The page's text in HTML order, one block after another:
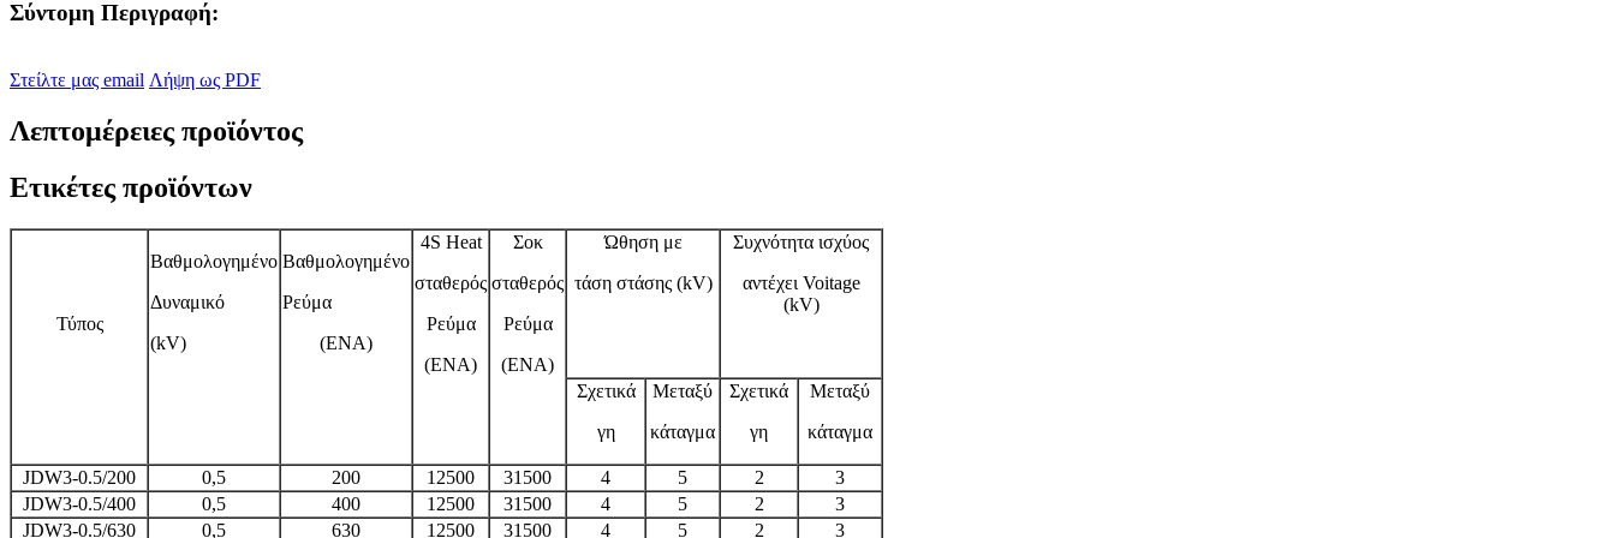
Σύντομη Περιγραφή:
Στείλτε μας email Λήψη ως PDF
Λεπτομέρειες προϊόντος
Ετικέτες προϊόντων
Τύπος
Βαθμολογημένο
Δυναμικό
(kV)
Βαθμολογημένο
Ρεύμα
(ΕΝΑ)
4S Heat
σταθερός
Ρεύμα
(ΕΝΑ)
Σοκ
σταθερός
Ρεύμα
(ΕΝΑ)
Ώθηση με
τάση στάσης (kV)
Συχνότητα ισχύος
αντέχει Voitage
(kV)
Σχετικά
γη
Μεταξύ
κάταγμα
Σχετικά
γη
Μεταξύ
κάταγμα
JDW3-0.5/200 0,5 200 12500 31500 4 5 2
3
JDW3-0.5/400
0,5 400 12500 31500 4 5 2
3
JDW3-0.5/630
0,5 630 12500 31500 4 5 2 3